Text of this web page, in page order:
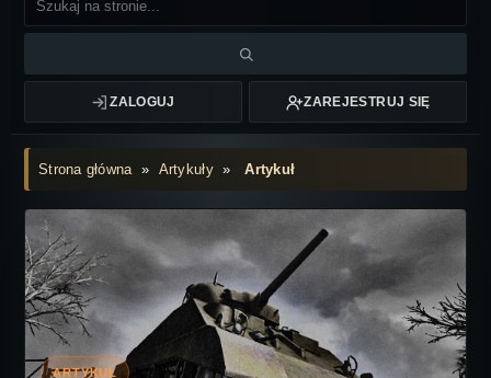
ZALOGUJ ZAREJESTRUJ SIĘ
Strona główna» Artykuły»Artykuł